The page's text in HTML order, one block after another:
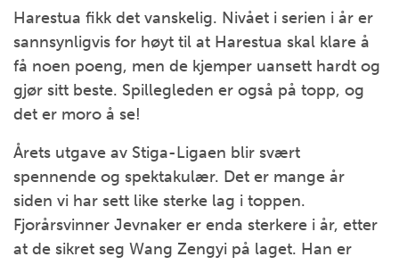
Harestua fikk det vanskelig. Nivået i serien i år er
sannsynligvis for høyt til at Harestua skal klare å
få noen poeng, men de kjemper uansett hardt og
gjør sitt beste. Spillegleden er også på topp, og
det er moro å se!
Årets utgave av Stiga-Ligaen blir svært
spennende og spektakulær. Det er mange år
siden vi har sett like sterke lag i toppen.
Fjorårsvinner Jevnaker er enda sterkere i år, etter
at de sikret seg Wang Zengyi på laget. Han er